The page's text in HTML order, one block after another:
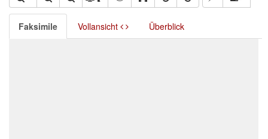
Faksimile Vollansicht Überblick